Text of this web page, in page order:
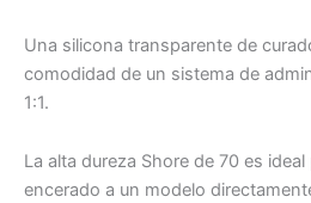
Una silicona transparente de
comodidad de un sistema de
1:1.
La alta dureza Shore de 70 es
encerado a un modelo